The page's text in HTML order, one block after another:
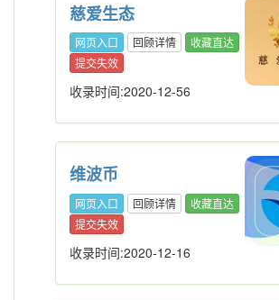
慈爱生态
网页入口 回顾详情
收藏直达
提交失效
收录时间:2020-12-56
维波币
网页入口 回顾详情
收藏直达
提交失效
收录时间:2020-12-16